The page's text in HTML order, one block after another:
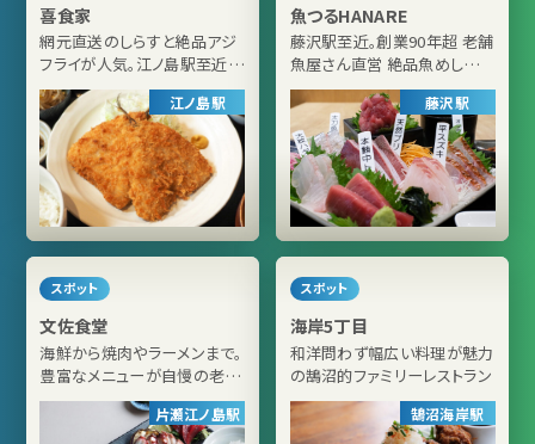
喜食家
網元直送のしらすと絶品アジ
フライが人気。江ノ島駅至近の
定食店（江ノ島駅）
江ノ島駅
魚つるHANARE
藤沢駅至近。創業90年超 老舗
魚屋さん直営 絶品魚めしが
人気のお店
藤沢駅
スポット
文佐食堂
海鮮から焼肉やラーメンまで。
豊富なメニューが自慢の老舗
食堂
片瀬江ノ島駅
スポット
海岸5丁目
和洋問わず幅広い料理が魅力
の鵠沼的ファミリーレストラン
鵠沼海岸駅